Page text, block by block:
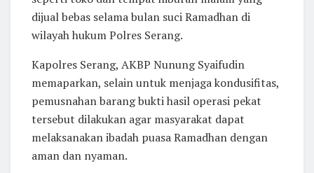
dijual bebas selama bulan suci Ramadhan di
wilayah hukum Polres Serang.
Kapolres Serang, AKBP Nunung Syaifudin
memaparkan, selain untuk menjaga kondusifitas,
pemusnahan barang bukti hasil operasi pekat
tersebut dilakukan agar masyarakat dapat
melaksanakan ibadah puasa Ramadhan dengan
aman dan nyaman.